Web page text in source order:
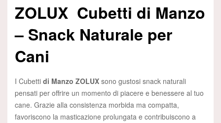
ZOLUX Cubetti di Manzo
– Snack Naturale per
Cani
I Cubetti di Manzo ZOLUX sono gustosi snack naturali
pensati per offrire un momento di piacere e benessere al tuo
cane. Grazie alla consistenza morbida ma compatta,
favoriscono la masticazione prolungata e contribuiscono a